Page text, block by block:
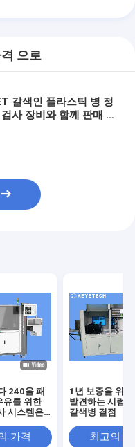
으로
갈색인 플라스틱 병 정
사 장비와 함께 판매 뒤
240을 패
유를 위한
시스템은
가격
1년 보증을 위
발견하는 시럽
갈색병 결점
최고의